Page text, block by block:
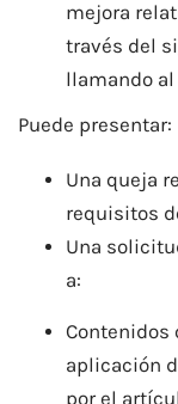
mejora
través del
llamando al
Puede presentar:
Una queja
requisitos
Una
a:
Contenidos
aplicación
por el